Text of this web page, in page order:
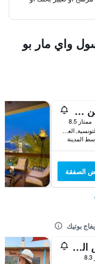
واي مار بو
دبل تري من هيلتون - العقبة
ممتاز 8.5
شارع الحمامات التونسية, العقبة, الأردن
الصفقة
بوتيك
مركز غوص البحر الأحمر